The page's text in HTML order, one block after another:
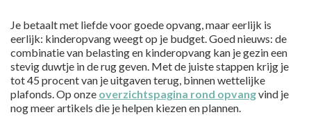
Je betaalt met liefde voor goede opvang, maar eerlijk is
eerlijk: kinderopvang weegt op je budget. Goed nieuws: de
combinatie van belasting en kinderopvang kan je gezin een
stevig duwtje in de rug geven. Met de juiste stappen krijg je
tot 45 procent van je uitgaven terug, binnen wettelijke
plafonds. Op onze overzichtspagina rond opvangvind je
nog meer artikels die je helpen kiezen en plannen.